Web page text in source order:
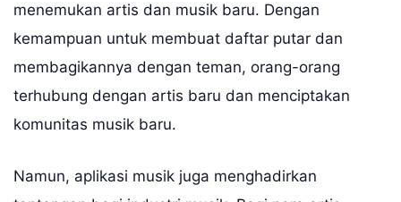
menemukan artis dan musik baru. Dengan
kemampuan untuk membuat daftar putar dan
membagikannya dengan teman, orang-orang
terhubung dengan artis baru dan menciptakan
komunitas musik baru.
Namun, aplikasi musik juga menghadirkan